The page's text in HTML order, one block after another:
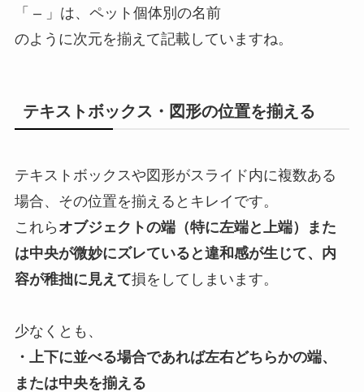
「 – 」は、ペット個体別の名前
のように次元を揃えて記載していますね。
テキストボックス・図形の位置を揃える
テキストボックスや図形がスライド内に複数ある
場合、その位置を揃えるとキレイです。
これら オブジェクトの端（特に左端と上端）また
は中央が微妙にズレていると違和感が生じて、内
容が稚拙に見えて損をしてしまいます。
少なくとも、
・上下に並べる場合であれば左右どちらかの端、
または中央を揃える